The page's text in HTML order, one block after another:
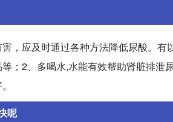
，应及时通过各种方法降低尿酸。有
；2、多喝水,水能有效帮助肾脏排
呢